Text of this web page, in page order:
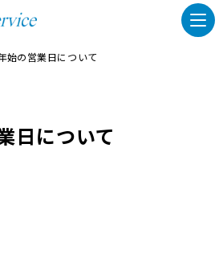
始の営業日について
日について